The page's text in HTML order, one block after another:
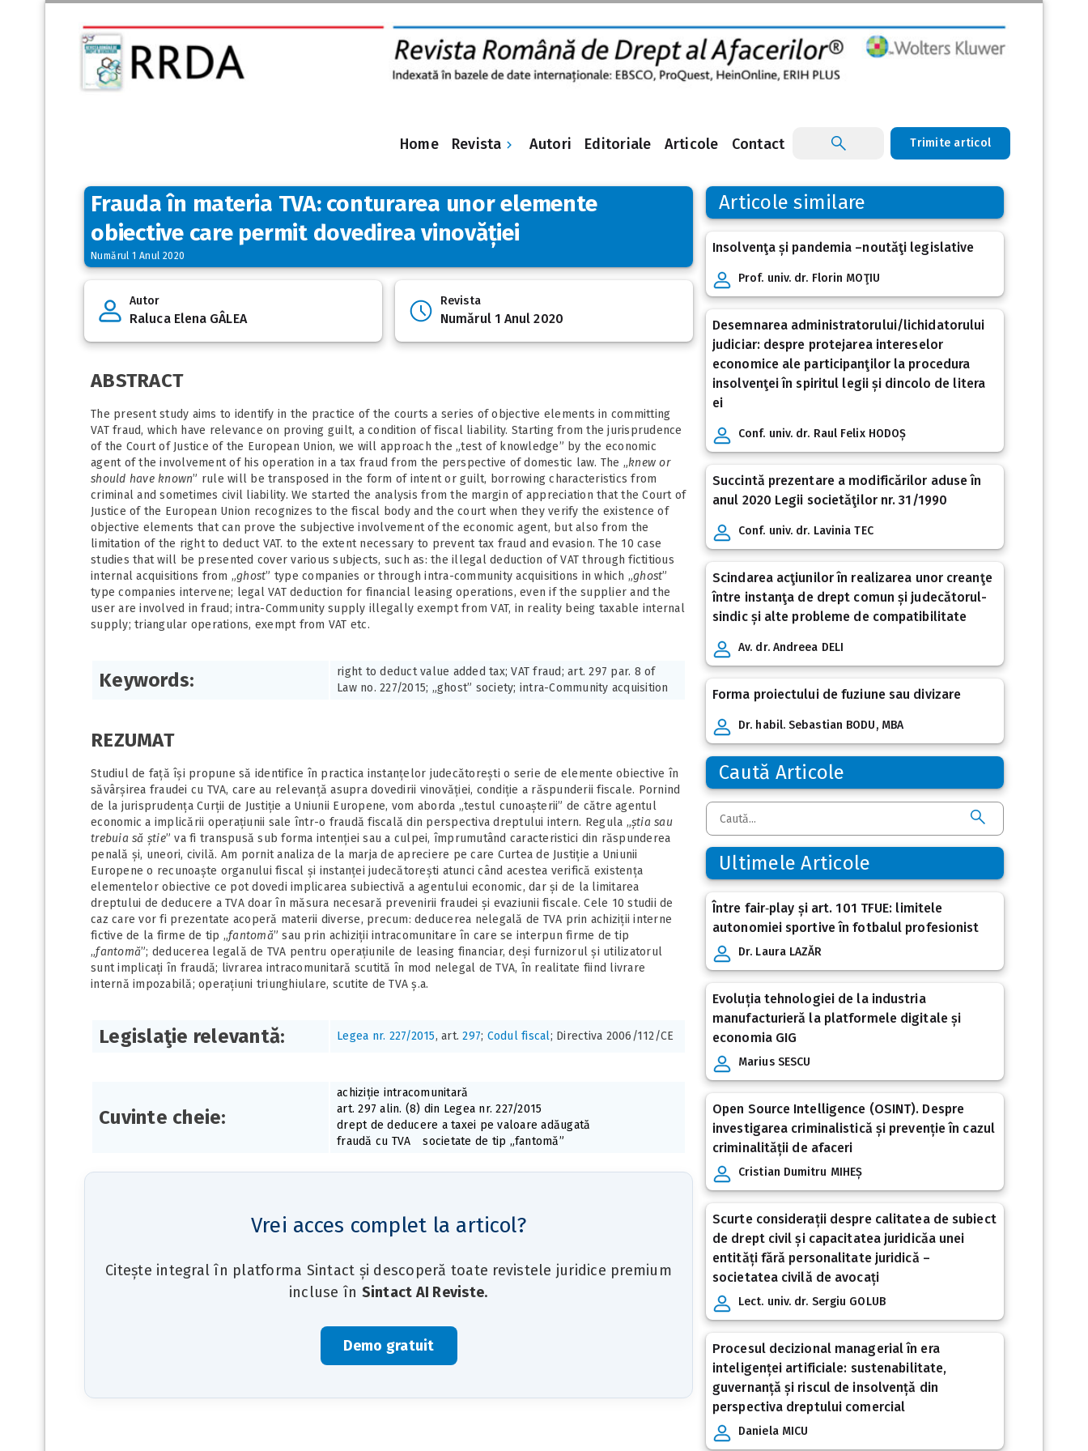
Home Revista Autori Editoriale Articole Contact Trimite articol
Frauda în materia TVA: conturarea unor elemente
obiective care permit dovedirea vinovăției
Numărul 1 Anul 2020
Autor
Raluca Elena GÂLEA
Revista
Numărul 1 Anul 2020
ABSTRACT
The present study aims to identify in the practice of the courts a series of objective elements in committing
VAT fraud, which have relevance on proving guilt, a condition of fiscal liability. Starting from the jurisprudence
of the Court of Justice of the European Union, we will approach the „test of knowledge” by the economic
agent of the involvement of his operation in a tax fraud from the perspective of domestic law. The „knew or
should have known” rule will be transposed in the form of intent or guilt, borrowing characteristics from
criminal and sometimes civil liability. We started the analysis from the margin of appreciation that the Court of
Justice of the European Union recognizes to the fiscal body and the court when they verify the existence of
objective elements that can prove the subjective involvement of the economic agent, but also from the
limitation of the right to deduct VAT. to the extent necessary to prevent tax fraud and evasion. The 10 case
studies that will be presented cover various subjects, such as: the illegal deduction of VAT through fictitious
internal acquisitions from „ghost” type companies or through intra-community acquisitions in which „ghost”
type companies intervene; legal VAT deduction for financial leasing operations, even if the supplier and the
user are involved in fraud; intra-Community supply illegally exempt from VAT, in reality being taxable internal
supply; triangular operations, exempt from VAT etc.
Keywords:
right to deduct value added tax; VAT fraud; art. 297 par. 8 of
Law no. 227/2015; „ghost” society; intra-Community acquisition
REZUMAT
Studiul de față își propune să identifice în practica instanțelor judecătorești o serie de elemente obiective în
săvârșirea fraudei cu TVA, care au relevanță asupra dovedirii vinovăției, condiție a răspunderii fiscale. Pornind
de la jurisprudența Curții de Justiție a Uniunii Europene, vom aborda „testul cunoașterii” de către agentul
economic a implicării operațiunii sale într-o fraudă fiscală din perspectiva dreptului intern. Regula „știa sau
trebuia să știe” va fi transpusă sub forma intenției sau a culpei, împrumutând caracteristici din răspunderea
penală și, uneori, civilă. Am pornit analiza de la marja de apreciere pe care Curtea de Justiție a Uniunii
Europene o recunoaște organului fiscal și instanței judecătorești atunci când acestea verifică existența
elementelor obiective ce pot dovedi implicarea subiectivă a agentului economic, dar și de la limitarea
dreptului de deducere a TVA doar în măsura necesară prevenirii fraudei și evaziunii fiscale. Cele 10 studii de
caz care vor fi prezentate acoperă materii diverse, precum: deducerea nelegală de TVA prin achiziții interne
fictive de la firme de tip „fantomă” sau prin achiziții intracomunitare în care se interpun firme de tip
„fantomă”; deducerea legală de TVA pentru operațiunile de leasing financiar, deși furnizorul și utilizatorul
sunt implicați în fraudă; livrarea intracomunitară scutită în mod nelegal de TVA, în realitate fiind livrare
internă impozabilă; operațiuni triunghiulare, scutite de TVA ș.a.
Legislaţie relevantă: Legea nr. 227/2015, art.297; Codul fiscal; Directiva 2006/112/CE
Cuvinte cheie:
achiziție intracomunitară
art. 297 alin. (8) din Legea nr. 227/2015
drept de deducere a taxei pe valoare adăugată
fraudă cu TVA
societate de tip „fantomă”
Vrei acces complet la articol?
Citește integral în platforma Sintact și descoperă toate revistele juridice premium
incluse în Sintact AI Reviste.
Demo gratuit
Articole similare
Insolvenţa și pandemia –noutăţi legislative
Prof. univ. dr. Florin MOŢIU
Desemnarea administratorului/lichidatorului
judiciar: despre protejarea intereselor
economice ale participanţilor la procedura
insolvenţei în spiritul legii și dincolo de litera
ei
Conf. univ. dr. Raul Felix HODOȘ
Succintă prezentare a modificărilor aduse în
anul 2020 Legii societăţilor nr. 31/1990
Conf. univ. dr. Lavinia TEC
Scindarea acţiunilor în realizarea unor creanţe
între instanţa de drept comun și judecătorul-
sindic și alte probleme de compatibilitate
Av. dr. Andreea DELI
Forma proiectului de fuziune sau divizare
Dr. habil. Sebastian BODU, MBA
Caută Articole
Ultimele Articole
Între fair‑play și art. 101 TFUE: limitele
autonomiei sportive în fotbalul profesionist
Dr. Laura LAZĂR
Evoluția tehnologiei de la industria
manufacturieră la platformele digitale și
economia GIG
Marius SESCU
Open Source Intelligence (OSINT). Despre
investigarea criminalistică și prevenție în cazul
criminalității de afaceri
Cristian Dumitru MIHEȘ
Scurte considerații despre calitatea de subiect
de drept civil și capacitatea juridicăa unei
entități fără personalitate juridică –
societatea civilă de avocați
Lect. univ. dr. Sergiu GOLUB
Procesul decizional managerial în era
inteligenței artificiale: sustenabilitate,
guvernanță și riscul de insolvență din
perspectiva dreptului comercial
Daniela MICU